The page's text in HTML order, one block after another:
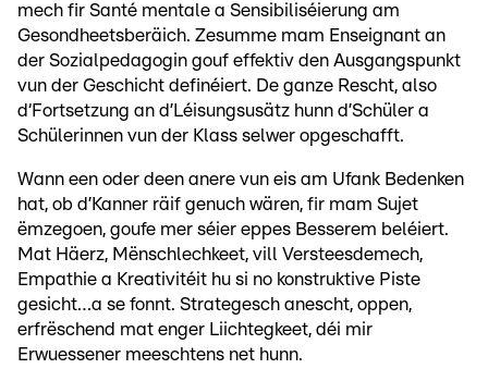
mech fir Santé mentale a Sensibiliséierung am
Gesondheetsberäich. Zesumme mam Enseignant an
der Sozialpedagogin gouf effektiv den Ausgangspunkt
vun der Geschicht definéiert. De ganze Rescht, also
d‘Fortsetzung an d’Léisungsusätz hunn d’Schüler a
Schülerinnen vun der Klass selwer opgeschafft.
Wann een oder deen anere vun eis am Ufank Bedenken
hat, ob d’Kanner räif genuch wären, fir mam Sujet
ëmzegoen, goufe mer séier eppes Besserem beléiert.
Mat Häerz, Mënschlechkeet, vill Versteesdemech,
Empathie a Kreativitéit hu si no konstruktive Piste
gesicht…a se fonnt. Strategesch anescht, oppen,
erfrëschend mat enger Liichtegkeet, déi mir
Erwuessener meeschtens net hunn.